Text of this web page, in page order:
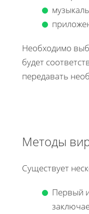
Необходимо
будет
передавать
Методы
Существует
Первый